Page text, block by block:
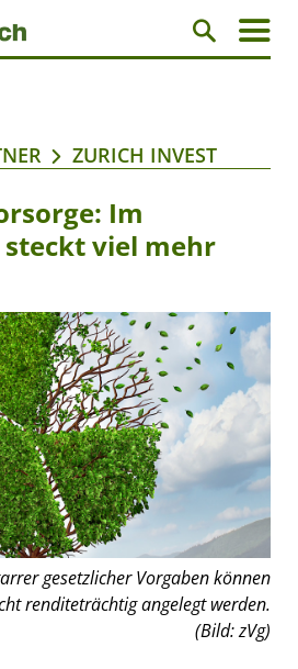
ZURICH INVEST
Im
viel mehr
gesetzlicher Vorgaben können
renditeträchtig angelegt werden.
(Bild: zVg)